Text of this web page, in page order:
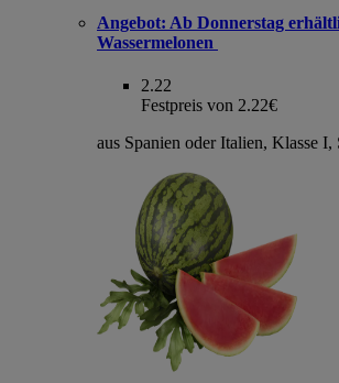
Angebot: Ab Donnerstag
Wassermelonen
2.22
Festpreis von 2.22€
aus Spanien oder Italien, Klasse I,